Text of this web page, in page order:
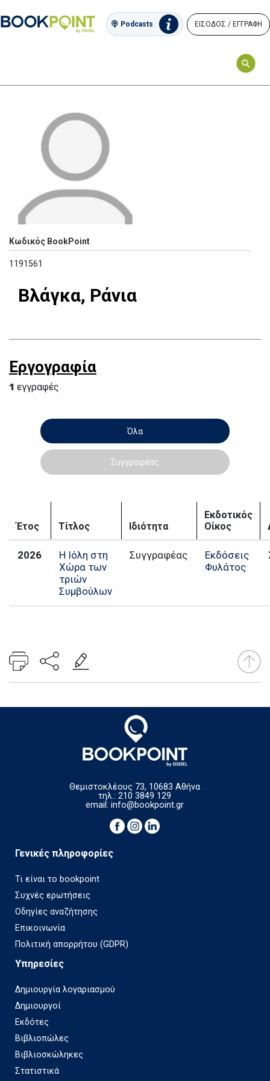
Podcasts ΕΙΣΟΔΟΣ / ΕΓΓΡΑΦΗ
Κωδικός BookPoint
1191561
Βλάγκα, Ράνια
Εργογραφία
1 εγγραφές
Όλα
Συγγραφέας
Έτος Τίτλος Ιδιότητα
Εκδοτικός
Οίκος
2026
Η Ιόλη στη
Χώρα των
τριών
Συμβούλων
Συγγραφέας
Εκδόσεις
Φυλάτος
Θεμιστοκλέους 73, 10683 Αθήνα
τηλ.: 210 3849 129
email:info@bookpoint.gr
Γενικές πληροφορίες
Τι είναι το bookpoint
Συχνές ερωτήσεις
Οδηγίες αναζήτησης
Επικοινωνία
Πολιτική απορρήτου (GDPR)
Υπηρεσίες
Δημιουργία λογαριασμού
Δημιουργοί
Εκδότες
Βιβλιοπώλες
Βιβλιοσκώληκες
Στατιστικά